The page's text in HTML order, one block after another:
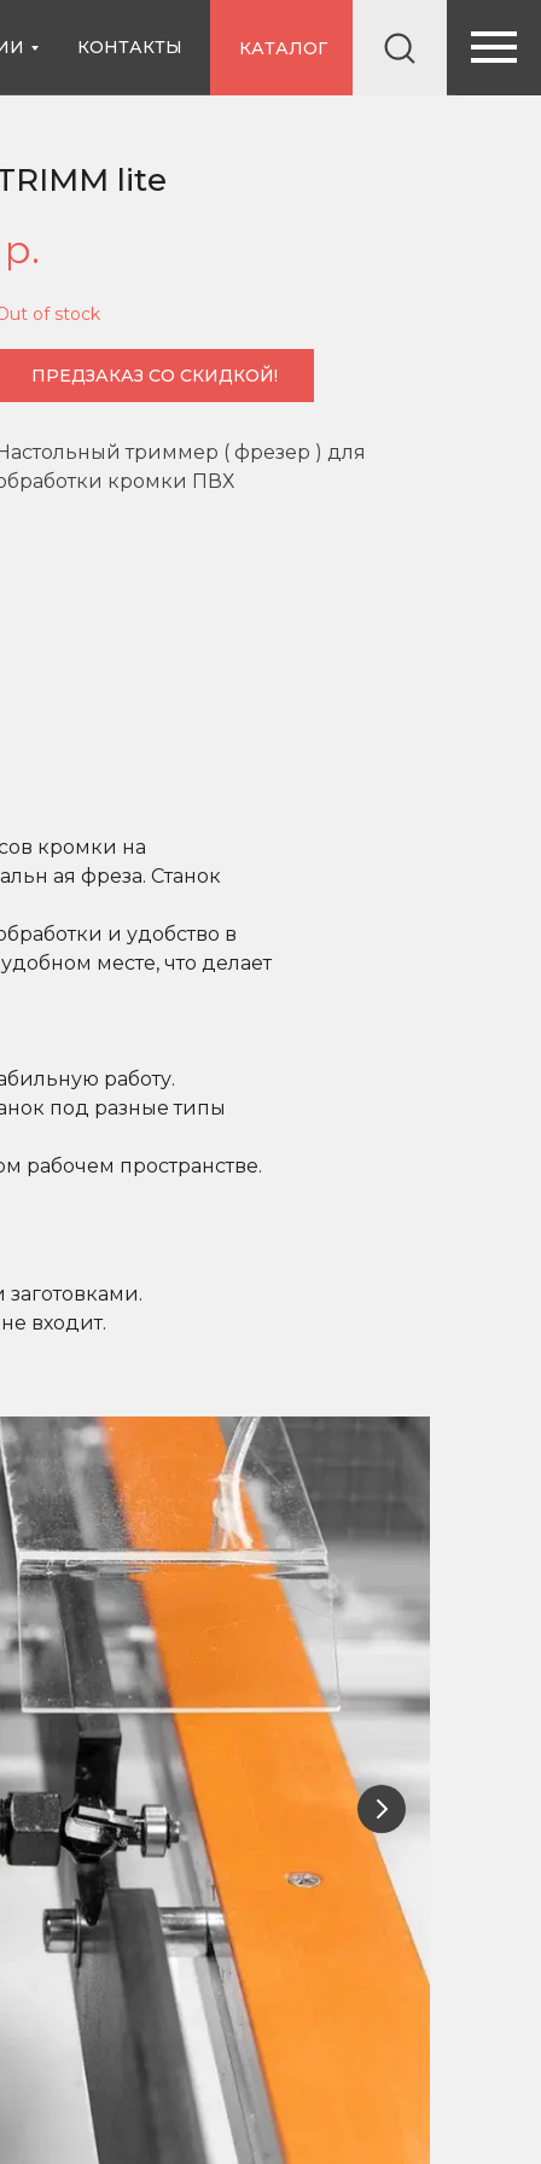
КОНТАКТЫ КАТАЛОГ
lite
р.
of stock
ПРЕДЗАКАЗ СО СКИДКОЙ!
триммер ( фрезер ) для
кромки ПВХ
кромки на
ая фреза. Станок
и удобство в
месте, что делает
работу.
под разные типы
рабочем пространстве.
входит.